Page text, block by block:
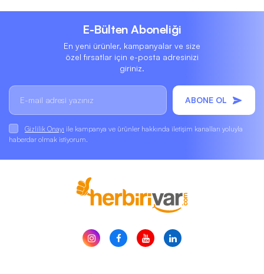
E-Bülten Aboneliği
En yeni ürünler, kampanyalar ve size
özel fırsatlar için e-posta adresinizi
giriniz.
ABONE OL
Gizlilik Onayı ile kampanya ve ürünler hakkında iletişim kanalları yoluyla
haberdar olmak istiyorum.